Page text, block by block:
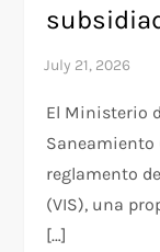
El Ministerio
Saneamiento
reglamento
(VIS), una
[…]